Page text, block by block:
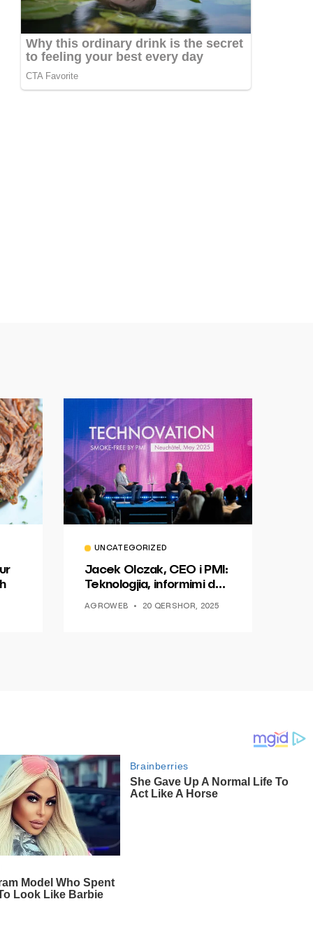
UNCATEGORIZED
Jacek Olczak, CEO i PMI:
Teknologjia, informimi dhe
AGROWEB 20 QERSHOR, 2025